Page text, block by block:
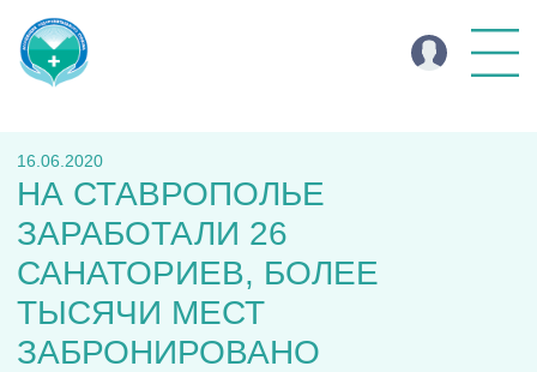
16.06.2020
НА СТАВРОПОЛЬЕ
ЗАРАБОТАЛИ 26
САНАТОРИЕВ, БОЛЕЕ
ТЫСЯЧИ МЕСТ
ЗАБРОНИРОВАНО